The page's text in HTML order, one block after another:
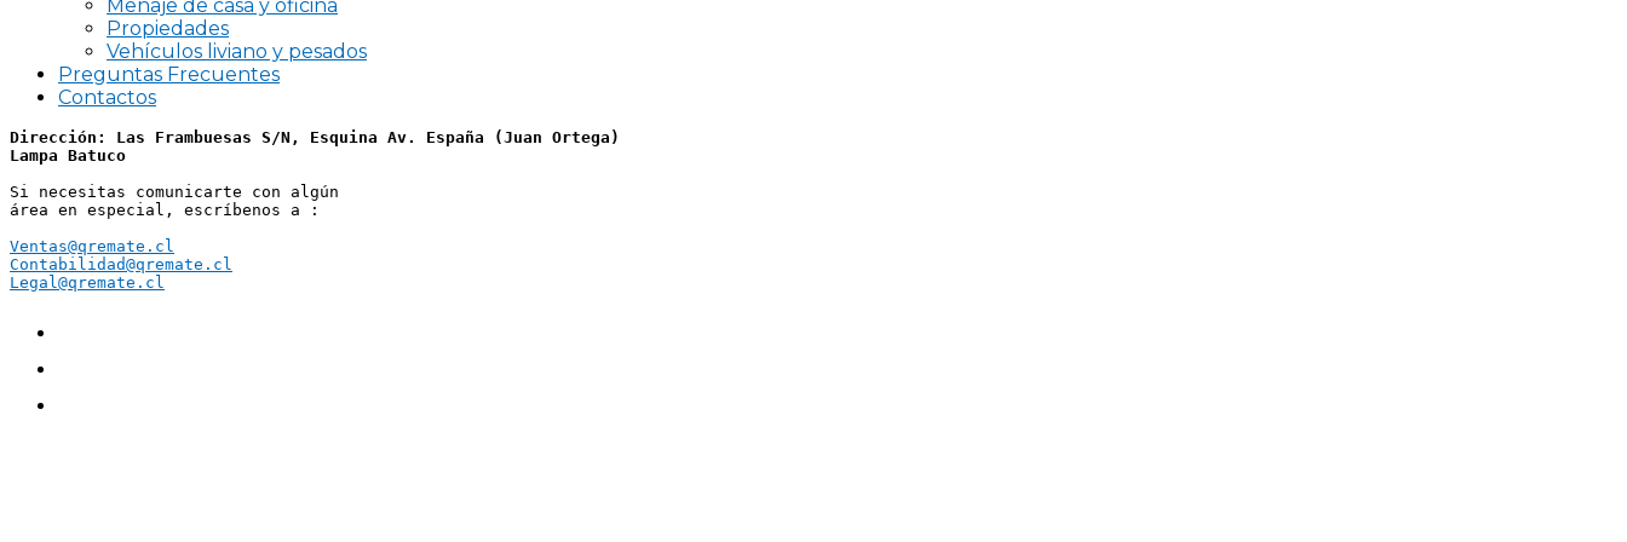
Menaje de casa y oficina
Propiedades
Vehículos liviano y pesados
Preguntas Frecuentes
Contactos
Dirección: Las Frambuesas S/N, Esquina Av. España (Juan Ortega)
Lampa Batuco
Si necesitas comunicarte con algún
área en especial, escríbenos a :
Ventas@qremate.cl
Contabilidad@qremate.cl
Legal@qremate.cl